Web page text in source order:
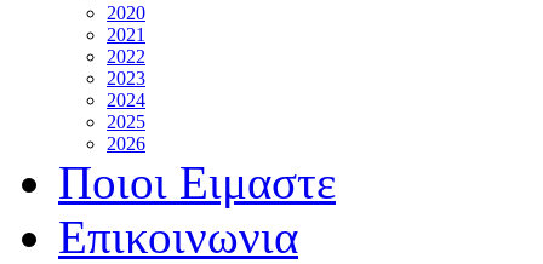
2020
2021
2022
2023
2024
2025
2026
Ποιοι Ειμαστε
Επικοινωνια